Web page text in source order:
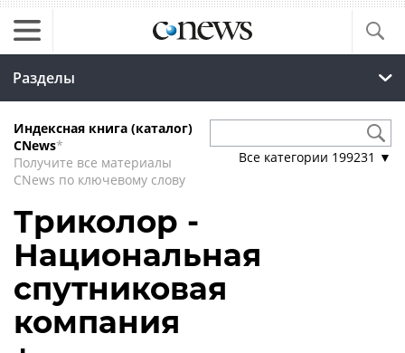
Разделы
Индексная книга (каталог)
CNews*
Получите все материалы
CNews по ключевому слову
Все категории 199231 ▼
Триколор -
Национальная
спутниковая
компания